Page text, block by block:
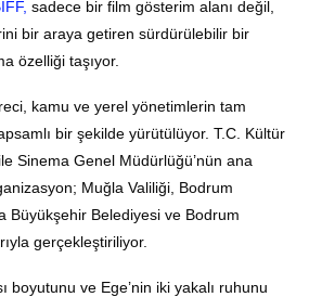
sadece bir film gösterim alanı değil,
bir araya getiren sürdürülebilir bir
özelliği taşıyor.
kamu ve yerel yönetimlerin tam
bir şekilde yürütülüyor. T.C. Kültür
Sinema Genel Müdürlüğü’nün ana
Muğla Valiliği, Bodrum
Büyükşehir Belediyesi ve Bodrum
gerçekleştiriliyor.
boyutunu ve Ege’nin iki yakalı ruhunu